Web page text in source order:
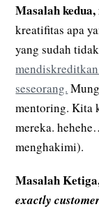
Masalah
kreatifitas apa
yang sudah
seseorang.
mentoring. Kita
mereka.
menghakimi).
Masalah
exactly